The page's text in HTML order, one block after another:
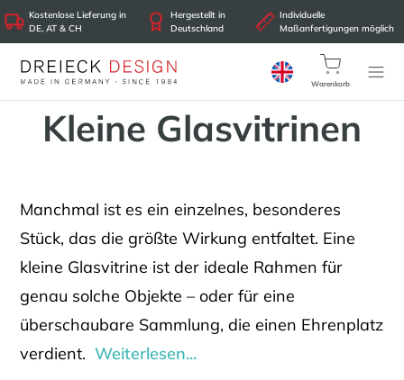
Kostenlose Lieferung in
DE, AT & CH
Hergestellt in
Deutschland
Individuelle
Maßanfertigungen möglich
Warenkorb
Kleine Glasvitrinen
Manchmal ist es ein einzelnes, besonderes
Stück, das die größte Wirkung entfaltet. Eine
kleine Glasvitrine ist der ideale Rahmen für
genau solche Objekte – oder für eine
überschaubare Sammlung, die einen Ehrenplatz
verdient. Weiterlesen...